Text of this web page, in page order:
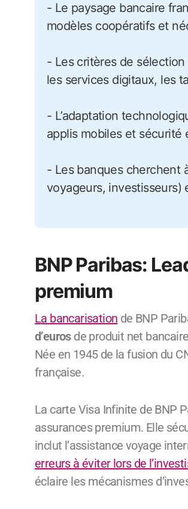
- Le paysage bancaire français est très diversifié, entre banques traditionnelles,
modèles coopératifs et
- Les critères de
les services digitaux, les
- L’adaptation
applis mobiles et
- Les banques cherchent
voyageurs, investisseurs)
BNP Paribas:
premium
La bancarisation de BNP
d’eurosde produit net
Née en 1945 de la fusion du
française.
La carte Visa Infinite de BNP
assurances premium. Elle
inclut l’assistance voyage
erreurs à éviter lors de
éclaire les mécanismes